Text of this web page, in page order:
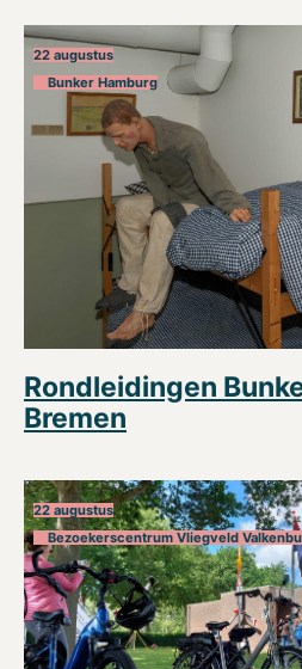
22 augustus
Bunker Hamburg
Rondleidingen
Bremen
22 augustus
Bezoekerscentrum Vliegveld